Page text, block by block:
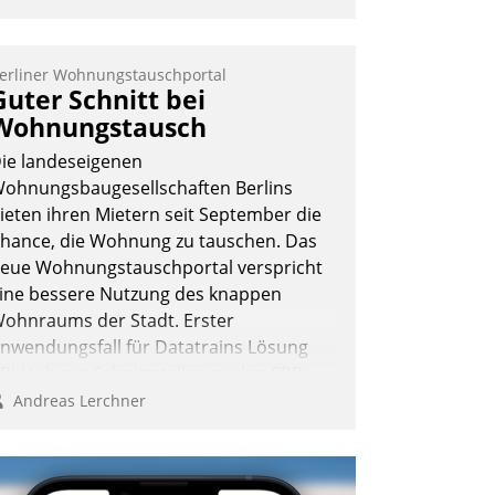
Wohnungstauschportal
Schnitt bei
landeseigenen
Berlins
ihren Mietern seit September die
die Wohnung zu tauschen. Das
Wohnungstauschportal verspricht
bessere Nutzung des knappen
der Stadt. Erster
für Datatrains Lösung
der Unternehmen.
Andreas Lerchner